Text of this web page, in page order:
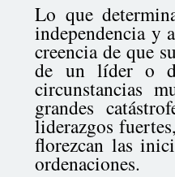
Lo que
independencia y
creencia de que
de un líder o
circunstancias
grandes
liderazgos
florezcan las
ordenaciones.